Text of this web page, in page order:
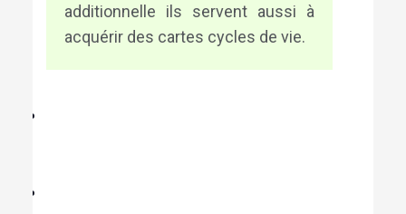
additionnelle ils servent aussi à
acquérir des cartes cycles de vie.